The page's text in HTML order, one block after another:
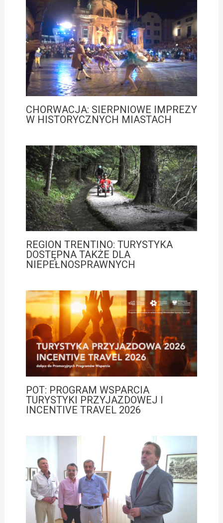
CHORWACJA: SIERPNIOWE IMPREZY
W HISTORYCZNYCH MIASTACH
REGION TRENTINO: TURYSTYKA
DOSTĘPNA TAKŻE DLA
NIEPEŁNOSPRAWNYCH
POT: PROGRAM WSPARCIA
TURYSTYKI PRZYJAZDOWEJ I
INCENTIVE TRAVEL 2026